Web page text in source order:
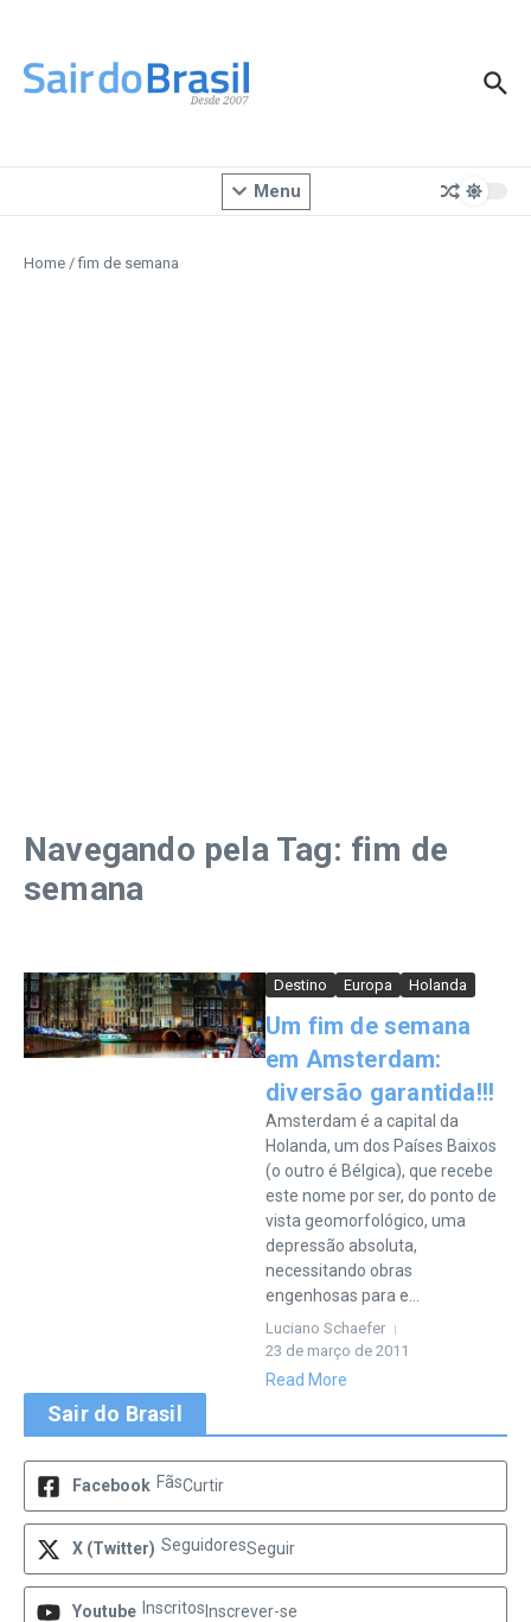
Menu
Home /fim de semana
Navegando pela Tag: fim de
semana
Destino Europa Holanda
Um fim de semana
em Amsterdam:
diversão garantida!!!
Amsterdam é a capital da
Holanda, um dos Países Baixos
(o outro é Bélgica), que recebe
este nome por ser, do ponto de
vista geomorfológico, uma
depressão absoluta,
necessitando obras
engenhosas para e...
Luciano Schaefer
23 de março de 2011
Read More
Sair do Brasil
Facebook FãsCurtir
X (Twitter) SeguidoresSeguir
Youtube Inscritos Inscrever-se